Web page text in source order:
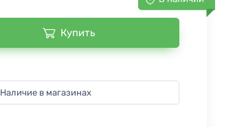
Купить
Наличие в магазинах